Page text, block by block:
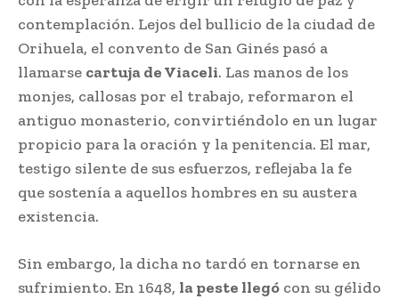
contemplación. Lejos del bullicio de la ciudad de
Orihuela, el convento de San Ginés pasó a
llamarse cartuja de Viaceli. Las manos de los
monjes, callosas por el trabajo, reformaron el
antiguo monasterio, convirtiéndolo en un lugar
propicio para la oración y la penitencia. El mar,
testigo silente de sus esfuerzos, reflejaba la fe
que sostenía a aquellos hombres en su austera
existencia.
Sin embargo, la dicha no tardó en tornarse en
sufrimiento. En 1648, la peste llegó con su gélido